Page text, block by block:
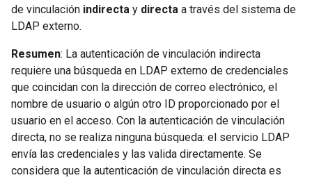
de vinculación indirecta y directa a través del sistema de
LDAP externo.
Resumen: La autenticación de vinculación indirecta
requiere una búsqueda en LDAP externo de credenciales
que coincidan con la dirección de correo electrónico, el
nombre de usuario o algún otro ID proporcionado por el
usuario en el acceso. Con la autenticación de vinculación
directa, no se realiza ninguna búsqueda: el servicio LDAP
envía las credenciales y las valida directamente. Se
considera que la autenticación de vinculación directa es